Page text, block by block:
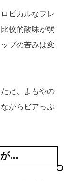
ピカルなフレ
較的酸味が弱
プの苦みは変
だ、よもやの
がらビアっぷ
が…